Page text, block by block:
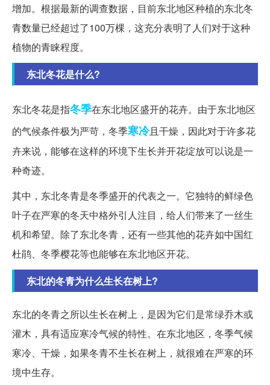
增加。根据最新的调查数据，目前东北地区种植的东北冬
青数量已经超过了100万棵，这充分表明了人们对于这种
植物的青睐程度。
东北冬花是什么?
东北冬花是指冬季在东北地区盛开的花卉。由于东北地区
的气候条件极为严苛，冬季寒冷且干燥，因此对于许多花
卉来说，能够在这样的环境下生长并开花绽放可以说是一
种奇迹。
其中，东北冬青是冬季盛开的代表之一。它独特的鲜绿色
叶子在严寒的冬天中格外引人注目，给人们带来了一丝生
机和希望。除了东北冬青，还有一些其他的花卉如中国红
杜鹃、冬季樱花等也能够在东北地区开花。
东北的冬青为什么生长在树上?
东北的冬青之所以生长在树上，是因为它们是常绿乔木或
灌木，具有适应寒冷气候的特性。在东北地区，冬季气候
寒冷、干燥，如果冬青不生长在树上，就很难在严寒的环
境中生存。